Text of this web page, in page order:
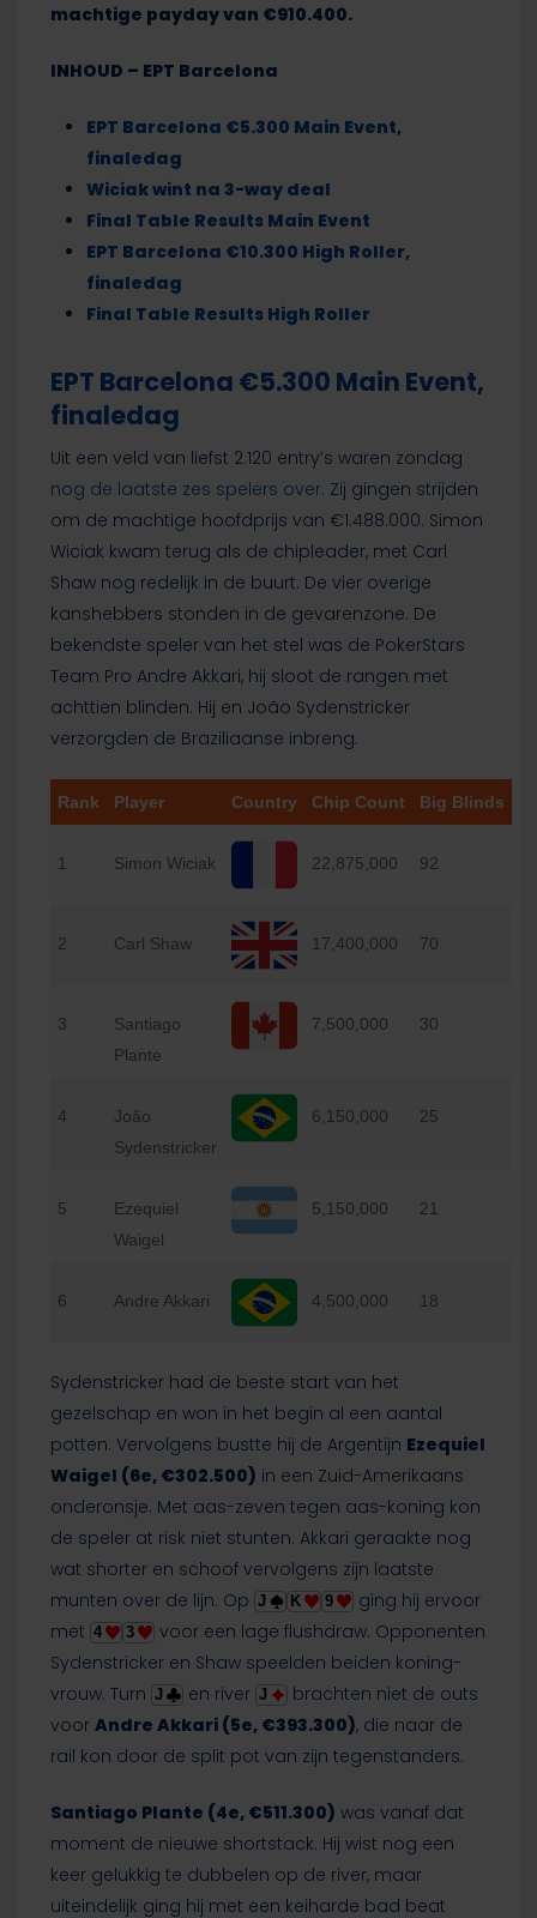
machtige payday van €910.400.
INHOUD – EPT Barcelona
EPT Barcelona €5.300 Main Event,
finaledag
Wiciak wint na 3-way deal
Final Table Results Main Event
EPT Barcelona €10.300 High Roller,
finaledag
Final Table Results High Roller
EPT Barcelona €5.300 Main Event,
finaledag
Uit een veld van liefst 2.120 entry’s waren zondag
nog de laatste zes spelers over. Zij gingen strijden
om de machtige hoofdprijs van €1.488.000. Simon
Wiciak kwam terug als de chipleader, met Carl
Shaw nog redelijk in de buurt. De vier overige
kanshebbers stonden in de gevarenzone. De
bekendste speler van het stel was de PokerStars
Team Pro Andre Akkari, hij sloot de rangen met
achttien blinden. Hij en João Sydenstricker
verzorgden de Braziliaanse inbreng.
Rank Player Country Chip Count Big Blinds
1 Simon Wiciak 22,875,000 92
2 Carl Shaw 17,400,000 70
3
Santiago
Plante
7,500,000 30
4
João
Sydenstricker
6,150,000 25
5
Ezequiel
Waigel
5,150,000 21
6 Andre Akkari 4,500,000 18
Sydenstricker had de beste start van het
gezelschap en won in het begin al een aantal
potten. Vervolgens bustte hij de Argentijn Ezequiel
Waigel (6e, €302.500) in een Zuid-Amerikaans
onderonsje. Met aas-zeven tegen aas-koning kon
de speler at risk niet stunten. Akkari geraakte nog
wat shorter en schoof vervolgens zijn laatste
munten over de lijn. Op J K 9
ging hij ervoor
met 4 3
voor een lage flushdraw. Opponenten
Sydenstricker en Shaw speelden beiden koning-
vrouw. Turn J en river J
brachten niet de outs
voor Andre Akkari (5e, €393.300), die naar de
rail kon door de split pot van zijn tegenstanders.
Santiago Plante (4e, €511.300) was vanaf dat
moment de nieuwe shortstack. Hij wist nog een
keer gelukkig te dubbelen op de river, maar
uiteindelijk ging hij met een keiharde bad beat